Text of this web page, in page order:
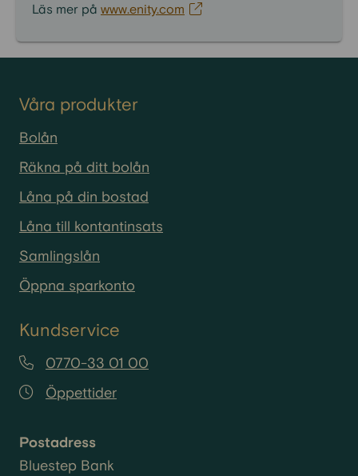
Läs mer på www.enity.com
Våra produkter
Bolån
Räkna på ditt bolån
Låna på din bostad
Låna till kontantinsats
Samlingslån
Öppna sparkonto
Kundservice
0770-33 01 00
Öppettider
Postadress
Bluestep Bank